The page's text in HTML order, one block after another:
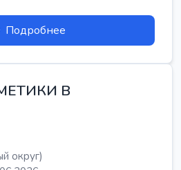
Подробнее
В
округ)